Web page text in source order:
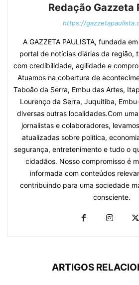
Redação Gazzeta
https://
A GAZZETA PAULISTA, fundada
portal de notícias diárias da região,
com credibilidade, agilidade e
Atuamos na cobertura de
Taboão da Serra, Embu das Artes,
Lourenço da Serra, Juquitiba,
diversas outras localidades.Com
jornalistas e colaboradores,
atualizadas sobre política,
segurança, entretenimento e tudo o
cidadãos. Nosso compromisso é
informada com conteúdos
contribuindo para uma sociedade
consciente.
ARTIGOS